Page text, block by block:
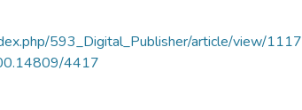
593_Digital_Publisher/article/view/1117
4417